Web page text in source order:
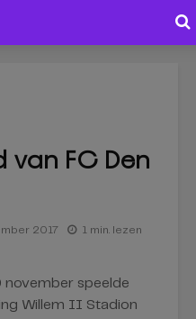
FC Den
2017 1 min. lezen
november speelde
Willem II Stadion